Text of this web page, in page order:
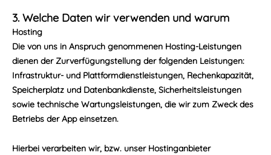
3. Welche Daten wir verwenden und warum
Hosting
Die von uns in Anspruch genommenen Hosting-Leistungen
dienen der Zurverfügungstellung der folgenden Leistungen:
Infrastruktur- und Plattformdienstleistungen, Rechenkapazität,
Speicherplatz und Datenbankdienste, Sicherheitsleistungen
sowie technische Wartungsleistungen, die wir zum Zweck des
Betriebs der App einsetzen.
Hierbei verarbeiten wir, bzw. unser Hostinganbieter